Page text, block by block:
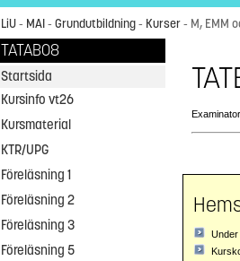
LiU- MAI- Grundutbildning- Kurser- M, EMM
TATAB08
Startsida
Kursinfo vt26
Kursmaterial
KTR/UPG
Föreläsning 1
Föreläsning 2
Föreläsning 3
Föreläsning 5